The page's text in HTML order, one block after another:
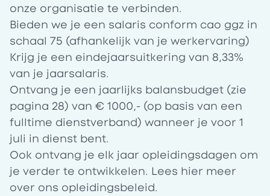
onze organisatie te verbinden.
Bieden we je een salaris conform cao ggz in
schaal 75 (afhankelijk van je werkervaring)
Krijg je een eindejaarsuitkering van 8,33%
van je jaarsalaris.
Ontvang je een jaarlijks balansbudget (zie
pagina 28) van € 1000,- (op basis van een
fulltime dienstverband) wanneer je voor 1
juli in dienst bent.
Ook ontvang je elk jaar opleidingsdagen om
je verder te ontwikkelen. Lees hier meer
over ons opleidingsbeleid.